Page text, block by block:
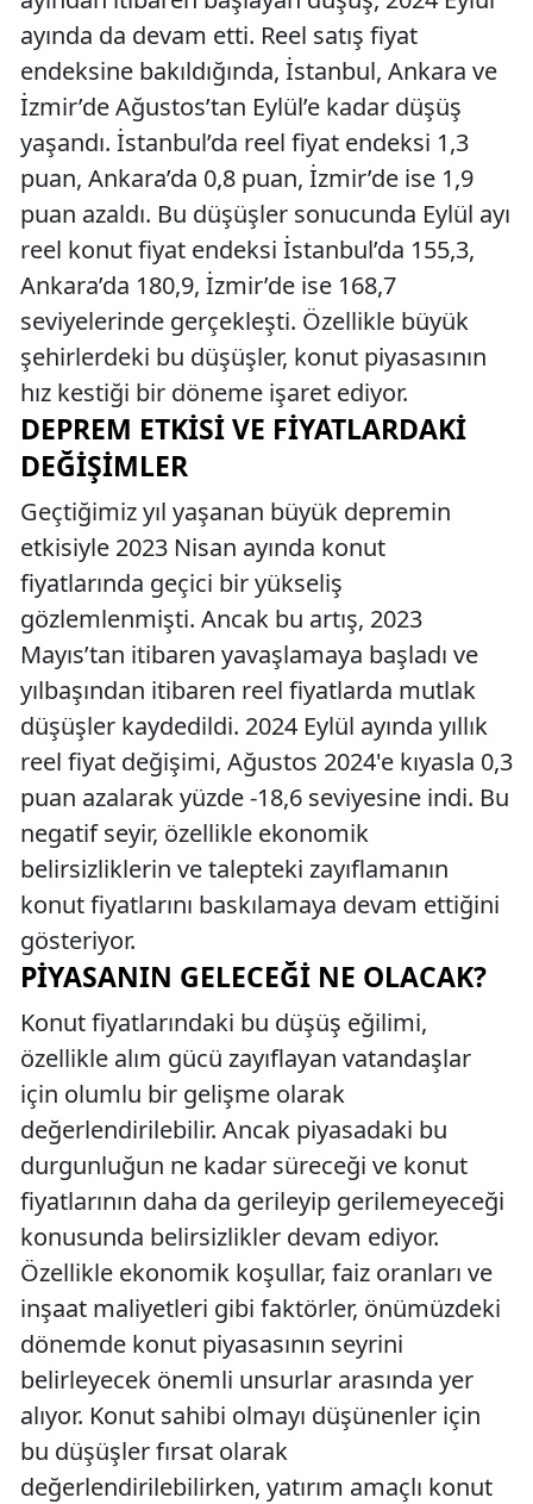
ayında da devam etti. Reel satış fiyat
endeksine bakıldığında, İstanbul, Ankara ve
İzmir’de Ağustos’tan Eylül’e kadar düşüş
yaşandı. İstanbul’da reel fiyat endeksi 1,3
puan, Ankara’da 0,8 puan, İzmir’de ise 1,9
puan azaldı. Bu düşüşler sonucunda Eylül ayı
reel konut fiyat endeksi İstanbul’da 155,3,
Ankara’da 180,9, İzmir’de ise 168,7
seviyelerinde gerçekleşti. Özellikle büyük
şehirlerdeki bu düşüşler, konut piyasasının
hız kestiği bir döneme işaret ediyor.
DEPREM ETKISI VE FIYATLARDAKI
DEĞIŞIMLER
Geçtiğimiz yıl yaşanan büyük depremin
etkisiyle 2023 Nisan ayında konut
fiyatlarında geçici bir yükseliş
gözlemlenmişti. Ancak bu artış, 2023
Mayıs’tan itibaren yavaşlamaya başladı ve
yılbaşından itibaren reel fiyatlarda mutlak
düşüşler kaydedildi. 2024 Eylül ayında yıllık
reel fiyat değişimi, Ağustos 2024'e kıyasla 0,3
puan azalarak yüzde -18,6 seviyesine indi. Bu
negatif seyir, özellikle ekonomik
belirsizliklerin ve talepteki zayıflamanın
konut fiyatlarını baskılamaya devam ettiğini
gösteriyor.
PIYASANIN GELECEĞI NE OLACAK?
Konut fiyatlarındaki bu düşüş eğilimi,
özellikle alım gücü zayıflayan vatandaşlar
için olumlu bir gelişme olarak
değerlendirilebilir. Ancak piyasadaki bu
durgunluğun ne kadar süreceği ve konut
fiyatlarının daha da gerileyip gerilemeyeceği
konusunda belirsizlikler devam ediyor.
Özellikle ekonomik koşullar, faiz oranları ve
inşaat maliyetleri gibi faktörler, önümüzdeki
dönemde konut piyasasının seyrini
belirleyecek önemli unsurlar arasında yer
alıyor. Konut sahibi olmayı düşünenler için
bu düşüşler fırsat olarak
değerlendirilebilirken, yatırım amaçlı konut